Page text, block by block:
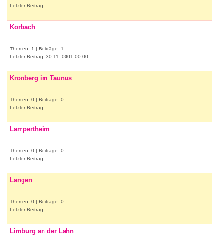
Letzter Beitrag: -
Korbach
Themen: 1 | Beiträge: 1
Letzter Beitrag: 30.11.-0001 00:00
Kronberg im Taunus
Themen: 0 | Beiträge: 0
Letzter Beitrag: -
Lampertheim
Themen: 0 | Beiträge: 0
Letzter Beitrag: -
Langen
Themen: 0 | Beiträge: 0
Letzter Beitrag: -
Limburg an der Lahn